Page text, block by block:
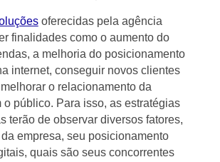
oferecidas pela agência
finalidades como o aumento do
a melhoria do posicionamento
internet, conseguir novos clientes
o relacionamento da
o público. Para isso, as estratégias
terão de observar diversos fatores,
empresa, seu posicionamento
quais são seus concorrentes